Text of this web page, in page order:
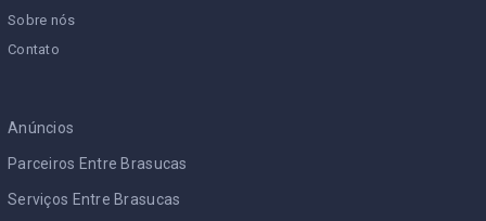
Sobre nós
Contato
Anúncios
Parceiros Entre Brasucas
Serviços Entre Brasucas